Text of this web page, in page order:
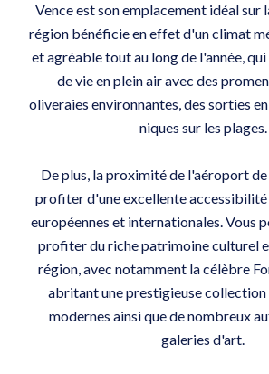
Vence est son emplacement idéal sur
région bénéficie en effet d'un climat
et agréable tout au long de l'année,
de vie en plein air avec des
oliveraies environnantes, des sorties
niques sur les plages.
De plus, la proximité de l'aéroport
profiter d'une excellente
européennes et internationales. Vous
profiter du riche patrimoine culturel
région, avec notamment la célèbre
abritant une prestigieuse
modernes ainsi que de nombreux
galeries d'art.